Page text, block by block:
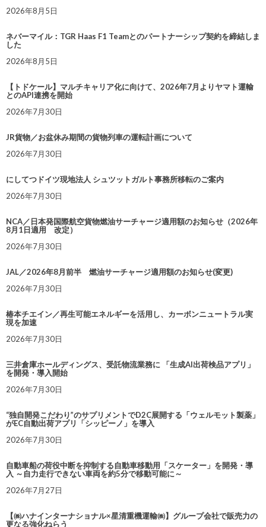
2026年8月5日
ネバーマイル：TGR Haas F1 Teamとのパートナーシップ契約を締結しま
した
2026年8月5日
【トドケール】マルチキャリア化に向けて、2026年7月よりヤマト運輸
とのAPI連携を開始
2026年7月30日
JR貨物／お盆休み期間の貨物列車の運転計画について
2026年7月30日
にしてつドイツ現地法人 シュツットガルト事務所移転のご案内
2026年7月30日
NCA／日本発国際航空貨物燃油サーチャージ適用額のお知らせ（2026年
8月1日適用 改定）
2026年7月30日
JAL／2026年8月前半 燃油サーチャージ適用額のお知らせ(変更)
2026年7月30日
椿本チエイン／再生可能エネルギーを活用し、カーボンニュートラル実
現を加速
2026年7月30日
三井倉庫ホールディングス、受託物流業務に 「生成AI出荷検品アプリ」
を開発・導入開始
2026年7月30日
“独自開発こだわり”のサプリメントでD2C展開する「ウェルモット製薬」
がEC自動出荷アプリ「シッピーノ」を導入
2026年7月30日
自動車船の荷役中断を抑制する自動車移動用「スケーター」を開発・導
入 ～自力走行できない車両を約5分で移動可能に～
2026年7月27日
【㈱ハナインターナショナル×星清重機運輸㈱】グループ会社で販売力の
更なる強化ねらう